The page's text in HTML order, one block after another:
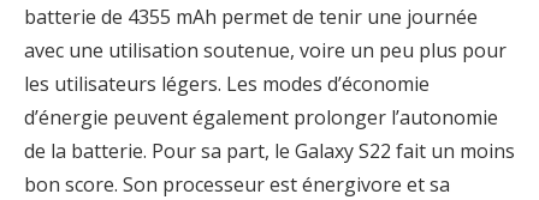
batterie de 4355 mAh permet de tenir une journée
avec une utilisation soutenue, voire un peu plus pour
les utilisateurs légers. Les modes d’économie
d’énergie peuvent également prolonger l’autonomie
de la batterie. Pour sa part, le Galaxy S22 fait un moins
bon score. Son processeur est énergivore et sa